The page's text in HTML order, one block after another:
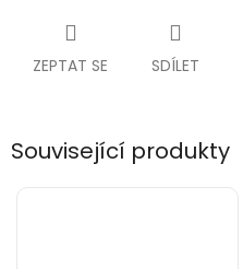
ZEPTAT SE SDÍLET
Související produkty